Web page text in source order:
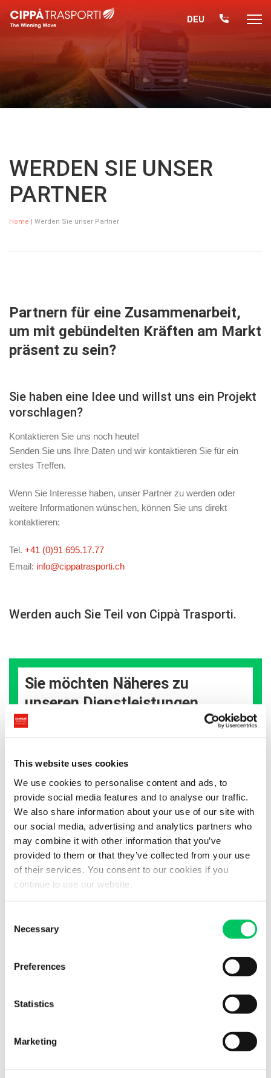
This website uses cookies
We use cookies to personalise content and ads, to
provide social media features and to analyse our traffic.
We also share information about your use of our site with
our social media, advertising and analytics partners who
may combine it with other information that you’ve
provided to them or that they’ve collected from your use
of their services. You consent to our cookies if you
continue to use our website.
Selection
Necessary
Preferences
Statistics
Marketing
DEU
WERDEN SIE UNSER
PARTNER
Home | Werden Sie unser Partner
Partnern für eine Zusammenarbeit,
um mit gebündelten Kräften am Markt
präsent zu sein?
Sie haben eine Idee und willst uns ein Projekt
vorschlagen?
Kontaktieren Sie uns noch heute!
Senden Sie uns Ihre Daten und wir kontaktieren Sie für ein
erstes Treffen.
Wenn Sie Interesse haben, unser Partner zu werden oder
weitere Informationen wünschen, können Sie uns direkt
kontaktieren:
Tel. +41 (0)91 695.17.77
Email: info@cippatrasporti.ch
Werden auch Sie Teil von Cippà Trasporti.
Sie möchten Näheres zu
unseren Dienstleistungen
erfahren?
Firma
E-Mail